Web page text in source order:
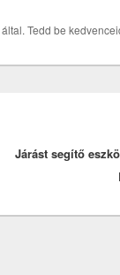
által. Tedd be
Járást segítő